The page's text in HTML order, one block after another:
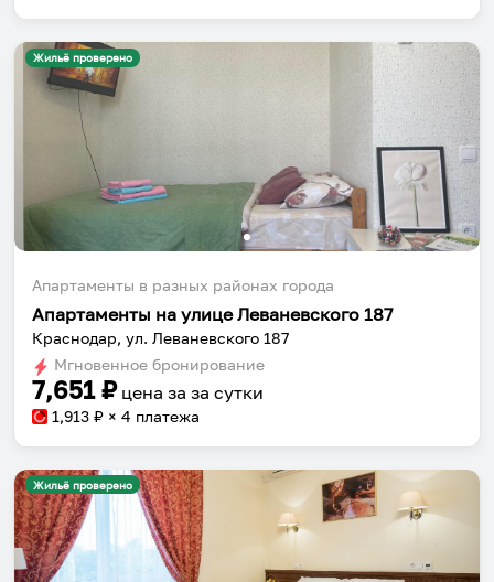
Жильё проверено
Апартаменты в разных районах города
Апартаменты на улице Леваневского 187
Краснодар, ул. Леваневского 187
Мгновенное бронирование
7,651₽ цена за за сутки
1,913 ₽ × 4 платежа
Жильё проверено
Собери путешествие без сложностей
Сохраняй места, повторяй маршруты, находи
компанию и бронируй жильё в одном
приложении.
Установить приложение